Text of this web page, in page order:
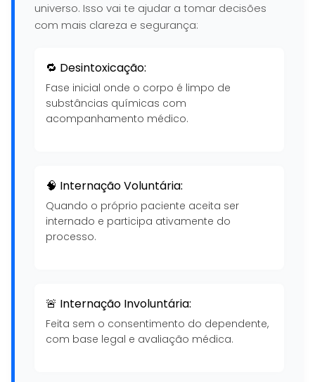
universo. Isso vai te ajudar a tomar decisões
com mais clareza e segurança:
🔁 Desintoxicação:
Fase inicial onde o corpo é limpo de
substâncias químicas com
acompanhamento médico.
🧠 Internação Voluntária:
Quando o próprio paciente aceita ser
internado e participa ativamente do
processo.
🚨 Internação Involuntária:
Feita sem o consentimento do dependente,
com base legal e avaliação médica.